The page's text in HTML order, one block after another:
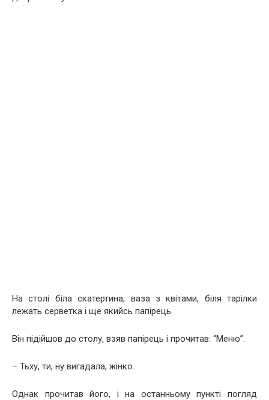
На столі біла скатертина, ваза з квітами, біля тарілки
лежать серветка і ще якийсь папірець.
Він підійшов до столу, взяв папірець і прочитав: “Меню”.
– Тьху, ти, ну вигадала, жінко.
Однак прочитав його, і на останньому пункті погляд